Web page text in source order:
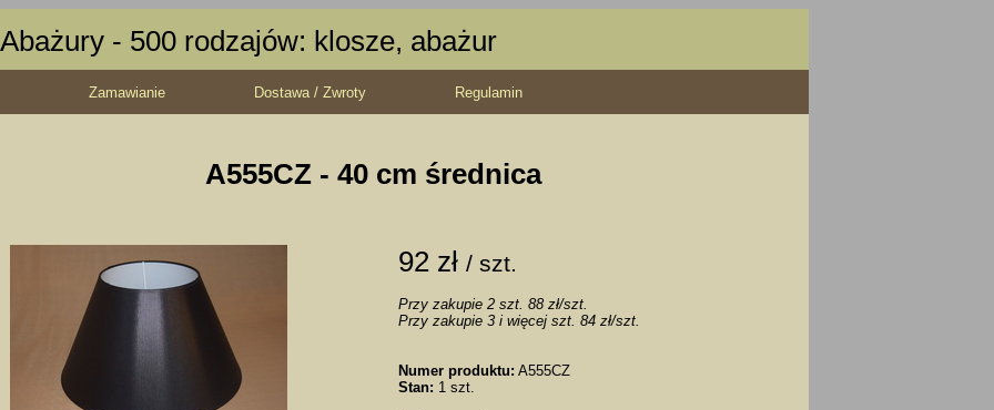
Abażury - 500 rodzajów: klosze, abażur
Zamawianie Dostawa / Zwroty Regulamin
A555CZ - 40 cm średnica
92 zł / szt.
Przy zakupie 2 szt. 88 zł/szt.
Przy zakupie 3 i więcej szt. 84 zł/szt.
Numer produktu: A555CZ
Stan: 1 szt.